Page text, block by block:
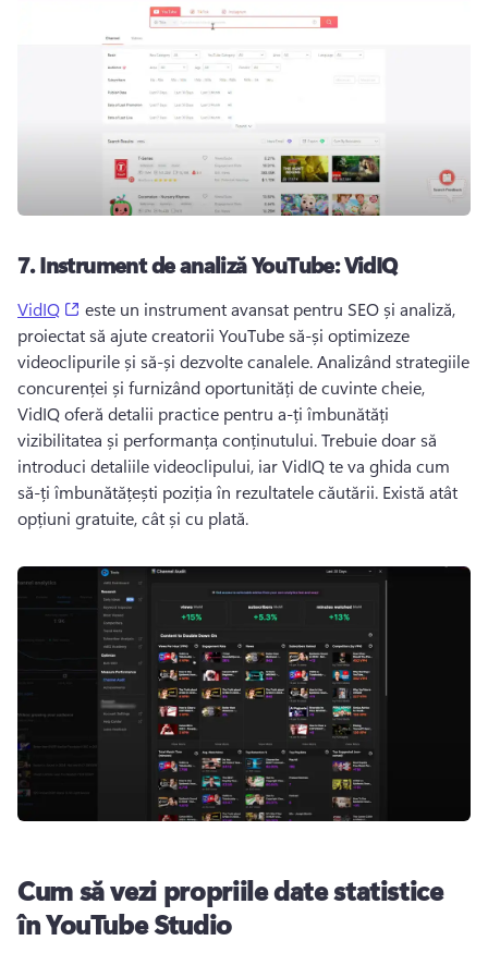
7.Instrument de analiză YouTube: VidIQ
VidIQ (opens in a new tab)
este un instrument avansat pentru SEO și analiză,
proiectat să ajute creatorii YouTube să-și optimizeze
videoclipurile și să-și dezvolte canalele. Analizând strategiile
concurenței și furnizând oportunități de cuvinte cheie,
VidIQ oferă detalii practice pentru a-ți îmbunătăți
vizibilitatea și performanța conținutului. Trebuie doar să
introduci detaliile videoclipului, iar VidIQ te va ghida cum
să-ți îmbunătățești poziția în rezultatele căutării. Există atât
opțiuni gratuite, cât și cu plată.
Cum să vezi propriile date statistice
în YouTube Studio